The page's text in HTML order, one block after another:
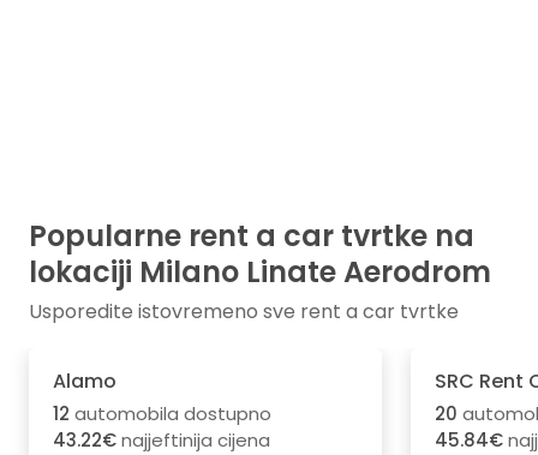
Popularne rent a car tvrtke na
lokaciji Milano Linate Aerodrom
Usporedite istovremeno sve rent a car tvrtke
Alamo
12 automobila dostupno
43.22€najjeftinija cijena
SRC Rent
20
45.84€